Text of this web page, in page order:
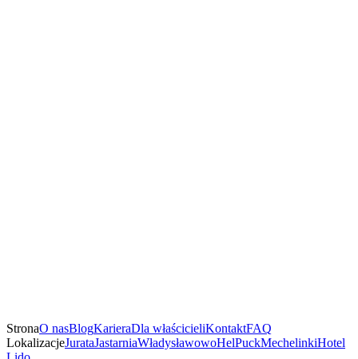
StronaO nasBlogKarieraDla właścicieliKontaktFAQ
LokalizacjeJurataJastarniaWładysławowoHelPuckMechelinkiHotel